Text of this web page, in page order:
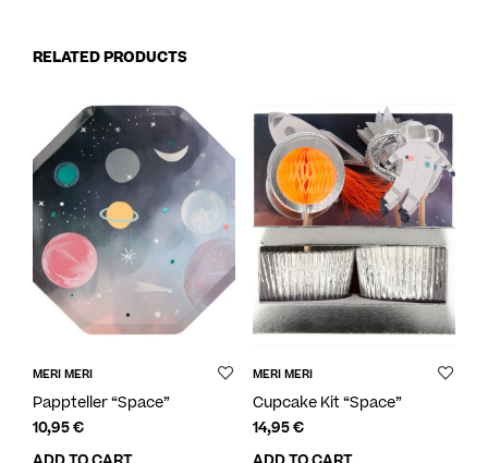
RELATED PRODUCTS
MERI MERI
Pappteller “Space”
10,95€
MERI MERI
Cupcake Kit “Space”
14,95€